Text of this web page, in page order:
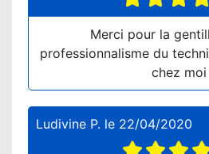
Merci pour la
professionnalisme du
chez moi
Ludivine P. le 22/04/2020